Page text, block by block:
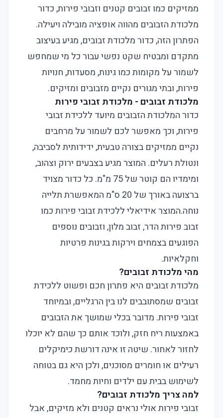
ממזיקים כמו זבובים קטנים וזבובי פירות, כדור
מלכודת הזבובים מהווה אופציה מובילה ויעילה.
הפתרון הזה, כדור מלכודת זבובים, מגיע בעיצוב
מתקדם ומבטיח שקט נפשי עבור כל מי שמחפש
לשמור על מקומות כמו גינות, מסעדות, חנויות
פירות, ובתי מגורים נקיים מזבובים ומזיקים.
מלכודת זבובים - מלכודת זבובי פירות
כדור המלכודת הזבובים מיועד ללכידת זבובי
פירות, וכך מאפשר לכם לשמור על מרחבים
נקיים ממזיקים בצורה טבעית, ידידותית לסביבה,
ונטולת רעלים. המוצר מגיע בצבעים ירוק וצהוב,
ומימדיו הם קוטר של 75 מ"מ. כל כדור מצויד
ברצועה באורך של 20 ס"מ המאפשרת תלייה
נוחה.המוצר אידיאלי ללכידת זבובי פירות כמו
זבוב פירות הדר, זבוב מלון, וזבובים נוספים
הפוגעים בצמחים וירקות בגינות פרטיות
וחקלאיות.
מהי מלכודת זבובים?
מלכודת זבובים היא פתרון חכם ופשוט ללכידת
זבובים שמסתובבים לנו בין הרגליים, ובמיוחד
זבובי פירות. מדובר בכלי שמושך את הזבובים
באמצעות ריח חזק, ולוכד אותם כך שהם לא יוכלו
לחזור לאחור. שיטה זו אינה דורשת כימיקלים
רעילים או חומרים מסוכנים, ולכן היא גם בטוחה
לשימוש בבית עם ילדים וחיות מחמד.
למה צריך מלכודת זבובים?
זבובי פירות אולי נראים קטנים ולא מזיקים, אבל